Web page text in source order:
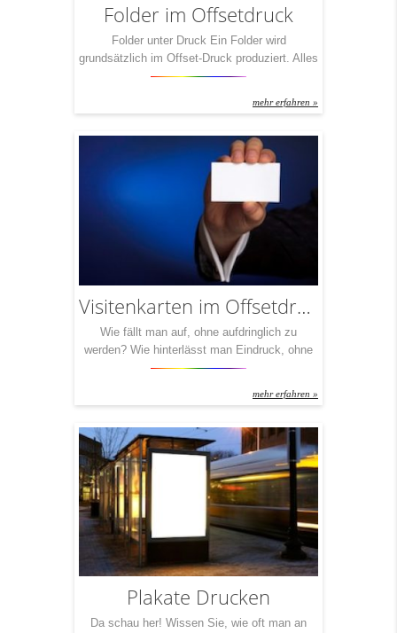
Folder im Offsetdruck
Folder unter Druck Ein Folder wird
grundsätzlich im Offset-Druck produziert. Alles
andere würde bedeuten, Perlen vor die Säue
besonderen Inhalte auf einem weniger
besonderen Technik verewigt zu sehen? Mit
unseren Offset-Druck-Partnern garantieren wir
Ihnen Folder mit jeder Grammatur und jeder
Veredelung, die […]
mehr erfahren »
Visitenkarten im Offsetdruck
Wie fällt man auf, ohne aufdringlich zu
werden? Wie hinterlässt man Eindruck, ohne
Druck zu machen? Wie bleibt man in
Visitenkarten, die im Offset-Verfahren gefertigt
diesem hochwertigen Druckverfahren werden
Dinge möglich, die man eigentlich nur aus
dem Magazindruck kennt. Sonderfarben.
Veredelungen in höchster Qualität. […]
mehr erfahren »
Plakate Drucken
Da schau her! Wissen Sie, wie oft man an